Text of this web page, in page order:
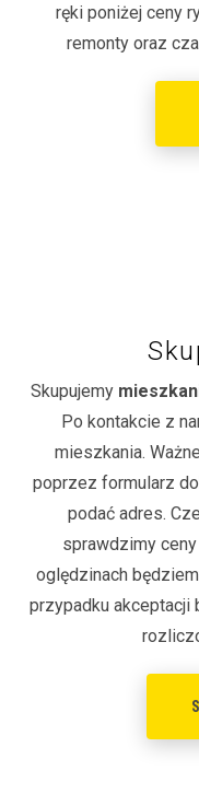
ręki poniżej ceny
remonty oraz
Skupujemy
Po kontakcie z
mieszkania.
poprzez formularz
podać adres.
sprawdzimy
oględzinach
przypadku akceptacji